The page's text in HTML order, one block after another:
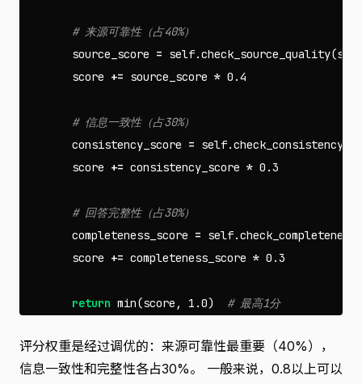
source_score = self.check_source_quality(
score += source_score * 0.4
consistency_score = self.check_consistency
score += consistency_score * 0.3
completeness_score = self.check_completeness
score += completeness_score * 0.3
return min(score , 1.0)
评分权重是经过调优的：来源可靠性最重要（40%），
信息一致性和完整性各占30%。 一般来说，0.8以上可以